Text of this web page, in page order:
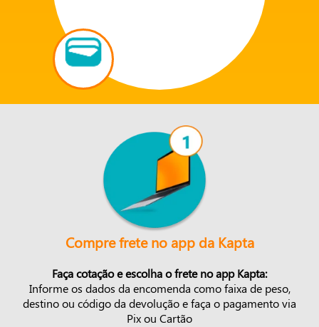
Compre frete no app da Kapta
Faça cotação e escolha o frete no app Kapta:
Informe os dados da encomenda como faixa de peso,
destino ou código da devolução e faça o pagamento via
Pix ou Cartão